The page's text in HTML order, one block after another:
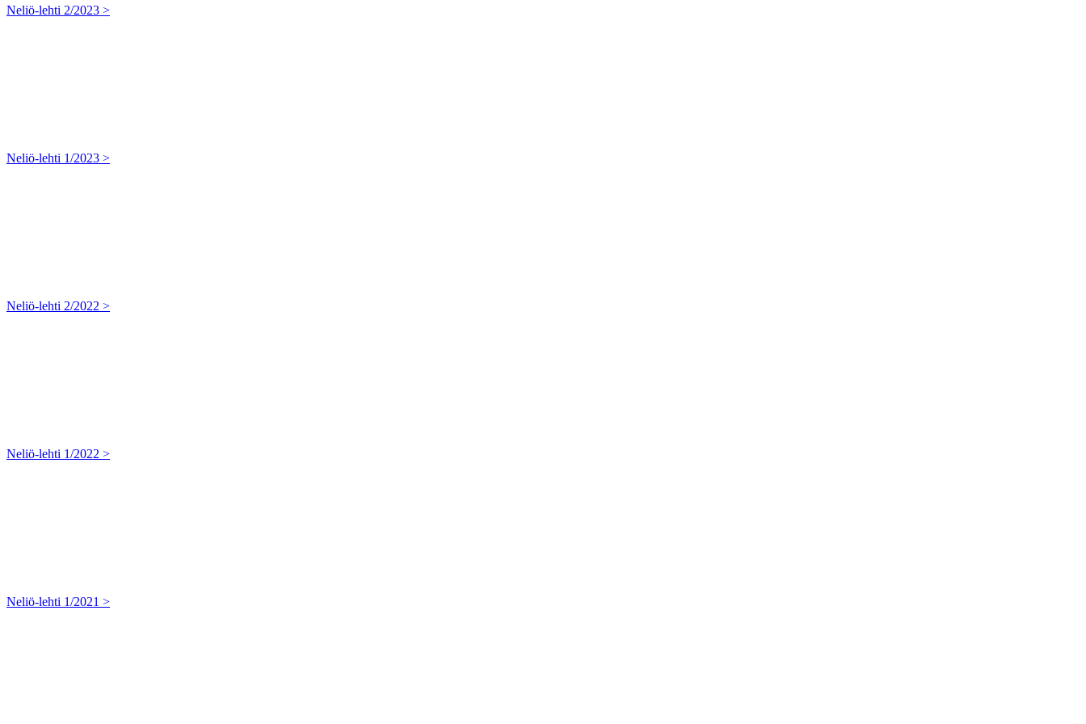
Neliö-lehti 2/2023 >
Neliö-lehti 1/2023 >
Neliö-lehti 2/2022 >
Neliö-lehti 1/2022 >
Neliö-lehti 1/2021 >